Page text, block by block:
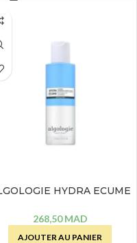
HYDRA ECUME
YEUX – 125 ML
268,50MAD
AJOUTER AU PANIER